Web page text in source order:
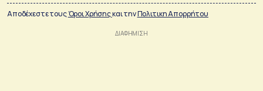
Αποδέχεστε τουςΌροι Χρήσηςκαι τηνΠολιτικη Απορρήτου